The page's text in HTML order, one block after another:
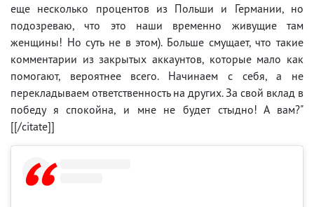
еще несколько процентов из Польши и Германии, но
подозреваю, что это наши временно живущие там
женщины! Но суть не в этом). Больше смущает, что такие
комментарии из закрытых аккаунтов, которые мало как
помогают, вероятнее всего. Начинаем с себя, а не
перекладываем ответственность на других. За свой вклад в
победу я спокойна, и мне не будет стыдно! А вам?"
[[/citate]]